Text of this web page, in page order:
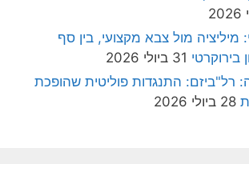
מיליציה מול צבא מקצועי, בין סף
בירוקרטי 31 ביולי 2026
רל"ביזם: התנגדות פוליטית שהופכת
28 ביולי 2026